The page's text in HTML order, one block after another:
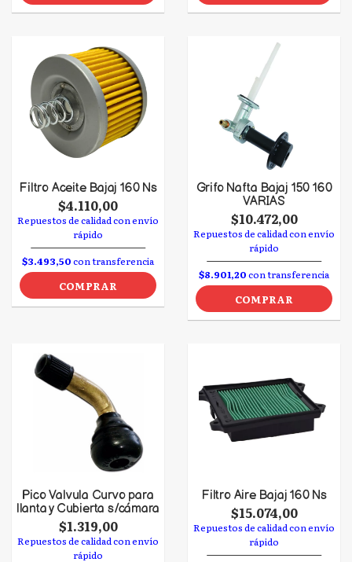
Filtro Aceite Bajaj 160 Ns
$4.110,00
Repuestos de calidad con envío
rápido
$3.493,50con transferencia
COMPRAR
Grifo Nafta Bajaj 150 160
VARIAS
$10.472,00
Repuestos de calidad con envío
rápido
$8.901,20con transferencia
COMPRAR
Pico Valvula Curvo para
llanta y Cubierta s/cámara
$1.319,00
Repuestos de calidad con envío
rápido
Filtro Aire Bajaj 160 Ns
$15.074,00
Repuestos de calidad con envío
rápido